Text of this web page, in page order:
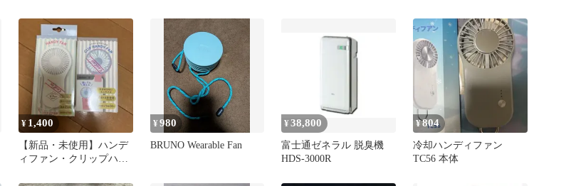
¥ 1,400
【新品・未使用】ハンデ
ィファン・クリップハン
¥980
BRUNO Wearable Fan
¥38,800
富士通ゼネラル 脱臭機
HDS-3000R
¥804
冷却ハンディファン
TC56 本体